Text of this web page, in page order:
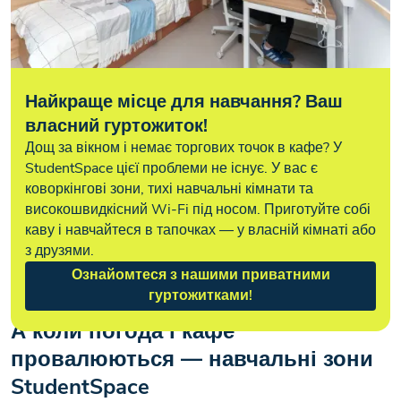
Найкраще місце для навчання? Ваш
власний гуртожиток!
Дощ за вікном і немає торгових точок в кафе? У
StudentSpace цієї проблеми не існує. У вас є
коворкінгові зони, тихі навчальні кімнати та
високошвидкісний Wi-Fi під носом. Приготуйте собі
каву і навчайтеся в тапочках — у власній кімнаті або
з друзями.
Ознайомтеся з нашими приватними
гуртожитками!
А коли погода і кафе
провалюються — навчальні зони
StudentSpace